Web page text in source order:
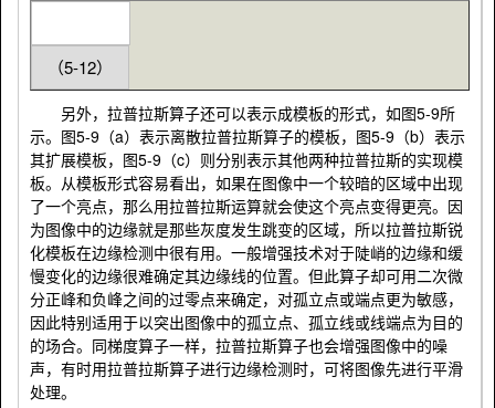
（5-12）
另外，拉普拉斯算子还可以表示成模板的形式，如图5-9所
示。图5-9（a）表示离散拉普拉斯算子的模板，图5-9（b）表示
其扩展模板，图5-9（c）则分别表示其他两种拉普拉斯的实现模
板。从模板形式容易看出，如果在图像中一个较暗的区域中出现
了一个亮点，那么用拉普拉斯运算就会使这个亮点变得更亮。因
为图像中的边缘就是那些灰度发生跳变的区域，所以拉普拉斯锐
化模板在边缘检测中很有用。一般增强技术对于陡峭的边缘和缓
慢变化的边缘很难确定其边缘线的位置。但此算子却可用二次微
分正峰和负峰之间的过零点来确定，对孤立点或端点更为敏感，
因此特别适用于以突出图像中的孤立点、孤立线或线端点为目的
的场合。同梯度算子一样，拉普拉斯算子也会增强图像中的噪
声，有时用拉普拉斯算子进行边缘检测时，可将图像先进行平滑
处理。